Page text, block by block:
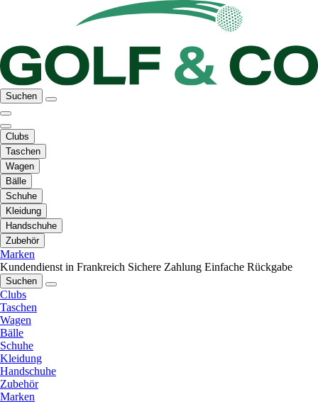
Suchen
Clubs
Taschen
Wagen
Bälle
Schuhe
Kleidung
Handschuhe
Zubehör
Marken
Kundendienst in Frankreich Sichere Zahlung Einfache Rückgabe
Suchen
Clubs
Taschen
Wagen
Bälle
Schuhe
Kleidung
Handschuhe
Zubehör
Marken